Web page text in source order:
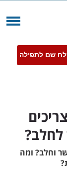
לתפילה